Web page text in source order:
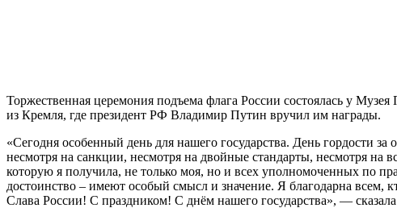
Торжественная церемония подъема флага России состоялась у
из Кремля, где президент РФ Владимир Путин вручил им награды.
«Сегодня особенный день для нашего государства. День гордости
несмотря на санкции, несмотря на двойные стандарты, несмотря на
которую я получила, не только моя, но и всех уполномоченных по
достоинство – имеют особый смысл и значение. Я благодарна всем,
Слава России! С праздником! С днём нашего государства», —